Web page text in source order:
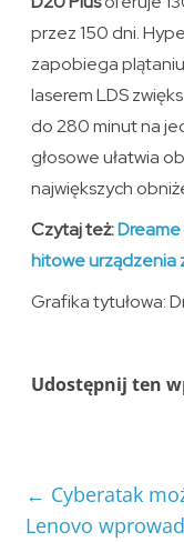
przez 150 dni.
zapobiega
laserem LDS
do 280 minut na
głosowe ułatwia
największych
Czytaj też:
hitowe urządzenia
Grafika tytułowa:
Udostępnij ten
← Cyberatak
Lenovo